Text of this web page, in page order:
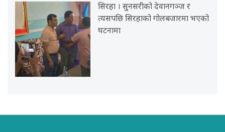
सिरहा । सुनसरीको देवानगञ्ज र
त्यसपछि सिरहाको गोलबजारमा भएको
घटनामा